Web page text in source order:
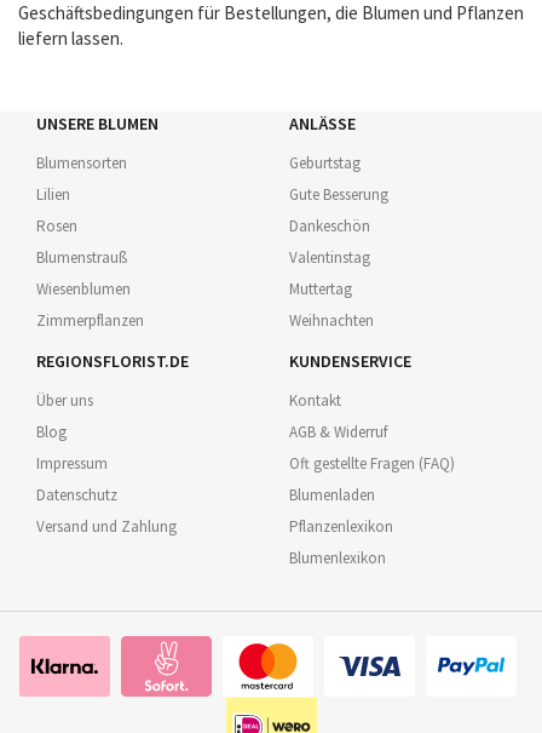
Geschäftsbedingungen für Bestellungen, die Blumen und Pflanzen
liefern lassen.
UNSERE BLUMEN
Blumensorten
Lilien
Rosen
Blumenstrauß
Wiesenblumen
Zimmerpflanzen
ANLÄSSE
Geburtstag
Gute Besserung
Dankeschön
Valentinstag
Muttertag
Weihnachten
REGIONSFLORIST.DE
Über uns
Blog
Impressum
Datenschutz
Versand und Zahlung
KUNDENSERVICE
Kontakt
AGB & Widerruf
Oft gestellte Fragen (FAQ)
Blumenladen
Pflanzenlexikon
Blumenlexikon